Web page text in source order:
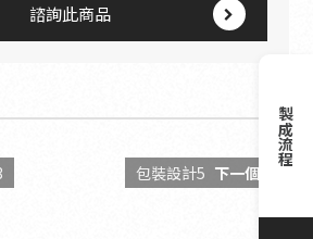
諮詢此商品
包裝設計5 下一個
製成流程